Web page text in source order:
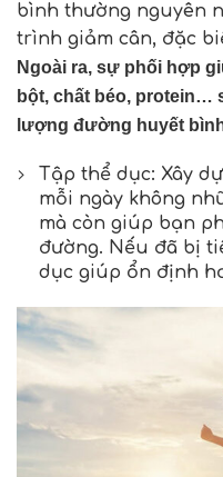
bình thường nguyên
trình giảm cân, đặc
Ngoài ra, sự phối hợp
bột, chất béo, protein…
lượng đường huyết
Tập thể dục: Xây
mỗi ngày không
mà còn giúp bạn
đường. Nếu đã bị
dục giúp ổn định